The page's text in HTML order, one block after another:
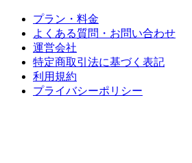
プラン・料金
よくある質問・お問い合わせ
運営会社
特定商取引法に基づく表記
利用規約
プライバシーポリシー